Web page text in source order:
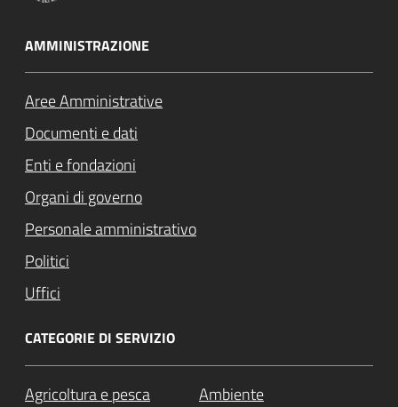
AMMINISTRAZIONE
Aree Amministrative
Documenti e dati
Enti e fondazioni
Organi di governo
Personale amministrativo
Politici
Uffici
CATEGORIE DI SERVIZIO
Agricoltura e pesca Ambiente